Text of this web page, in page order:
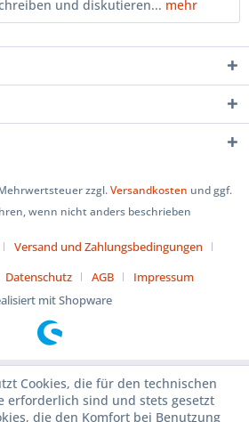
und diskutieren... mehr
zzgl.Versandkosten und ggf.
wenn nicht anders beschrieben
Versand und Zahlungsbedingungen
Datenschutz AGB
Impressum
mit Shopware
Cookies, die für den technischen
erforderlich sind und stets gesetzt
die den Komfort bei Benutzung